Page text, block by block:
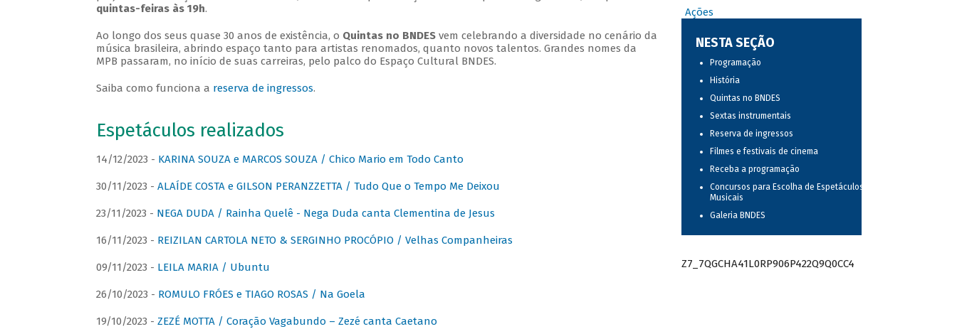
quintas-feiras às 19h.
Ao longo dos seus quase 30 anos de existência, o Quintas no BNDESvem celebrando a diversidade no cenário da
música brasileira, abrindo espaço tanto para artistas renomados, quanto novos talentos. Grandes nomes da
MPB passaram, no início de suas carreiras, pelo palco do Espaço Cultural BNDES.
Saiba como funciona a reserva de ingressos.
Espetáculos realizados
14/12/2023 - KARINA SOUZA e MARCOS SOUZA / Chico Mario em Todo Canto
30/11/2023 - ALAÍDE COSTA e GILSON PERANZZETTA / Tudo Que o Tempo Me Deixou
23/11/2023 - NEGA DUDA / Rainha Quelê - Nega Duda canta Clementina de Jesus
16/11/2023 - REIZILAN CARTOLA NETO & SERGINHO PROCÓPIO / Velhas Companheiras
09/11/2023 - LEILA MARIA / Ubuntu
26/10/2023 - ROMULO FRÓES e TIAGO ROSAS / Na Goela
19/10/2023 - ZEZÉ MOTTA / Coração Vagabundo – Zezé canta Caetano
Ações
NESTA SEÇÃO
Programação
História
Quintas no BNDES
Sextas instrumentais
Reserva de ingressos
Filmes e festivais de cinema
Receba a programação
Concursos para Escolha de Espetáculos
Musicais
Galeria BNDES
Z7_7QGCHA41L0RP906P422Q9Q0CC4